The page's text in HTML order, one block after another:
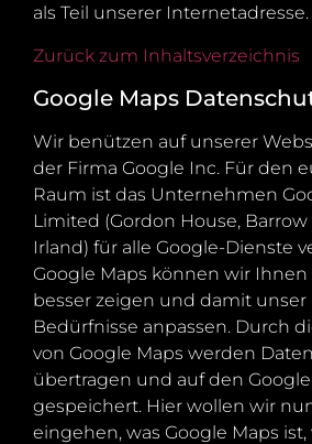
als Teil unserer Internetadresse.
Zurück zum Inhaltsverzeichnis
Google Maps
Wir benützen auf unserer
der Firma Google Inc. Für den
Raum ist das Unternehmen
Limited (Gordon House,
Irland) für alle Google-Dienste
Google Maps können wir Ihnen
besser zeigen und damit unser
Bedürfnisse anpassen. Durch
von Google Maps werden
übertragen und auf den
gespeichert. Hier wollen wir
eingehen, was Google Maps